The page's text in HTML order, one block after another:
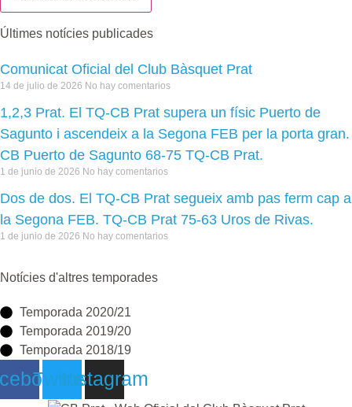
Últimes notícies publicades
Comunicat Oficial del Club Bàsquet Prat
14 de julio de 2026 No hay comentarios
1,2,3 Prat. El TQ-CB Prat supera un físic Puerto de
Sagunto i ascendeix a la Segona FEB per la porta gran.
CB Puerto de Sagunto 68-75 TQ-CB Prat.
1 de junio de 2026 No hay comentarios
Dos de dos. El TQ-CB Prat segueix amb pas ferm cap a
la Segona FEB. TQ-CB Prat 75-63 Uros de Rivas.
1 de junio de 2026 No hay comentarios
Notícies d'altres temporades
Temporada 2020/21
Temporada 2019/20
Temporada 2018/19
TwitterInstagram